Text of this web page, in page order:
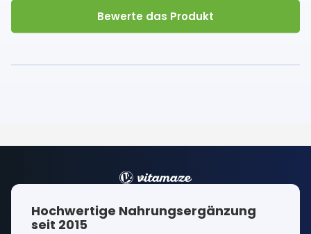
Bewerte das Produkt
Hochwertige Nahrungsergänzung
seit 2015